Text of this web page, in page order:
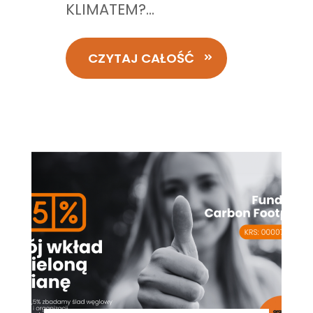
KLIMATEM?...
CZYTAJ CAŁOŚĆ